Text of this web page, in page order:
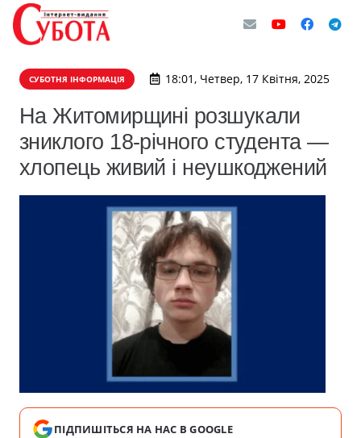
СУБОТНЯ ІНФОРМАЦІЯ 18:01, Четвер, 17 Квітня, 2025
На Житомирщині розшукали
зниклого 18-річного студента —
хлопець живий і неушкоджений
ПІДПИШІТЬСЯ НА НАС В GOOGLE